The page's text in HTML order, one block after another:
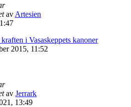
av Artesien
i Vasaskeppets kanoner
2015, 11:52
av Jerrark
13:49